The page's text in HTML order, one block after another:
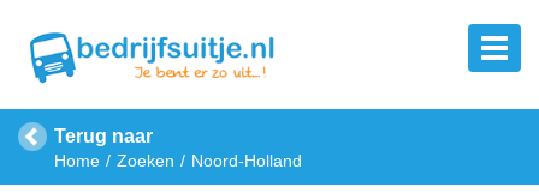
Terug naar
Home Zoeken Noord-Holland